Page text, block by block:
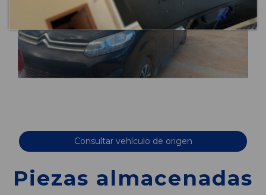
Consultar vehículo de origen
Piezas almacenadas